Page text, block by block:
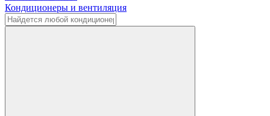
Кондиционеры и вентиляция